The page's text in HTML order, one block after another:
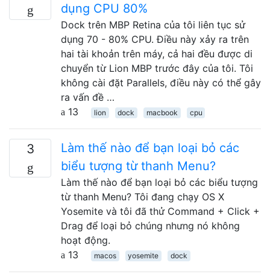
dụng CPU 80%
Dock trên MBP Retina của tôi liên tục sử
dụng 70 - 80% CPU. Điều này xảy ra trên
hai tài khoản trên máy, cả hai đều được di
chuyển từ Lion MBP trước đây của tôi. Tôi
không cài đặt Parallels, điều này có thể gây
ra vấn đề …
13
lion dock macbook cpu
3
Làm thế nào để bạn loại bỏ các
biểu tượng từ thanh Menu?
Làm thế nào để bạn loại bỏ các biểu tượng
từ thanh Menu? Tôi đang chạy OS X
Yosemite và tôi đã thử Command + Click +
Drag để loại bỏ chúng nhưng nó không
hoạt động.
13
macos yosemite dock